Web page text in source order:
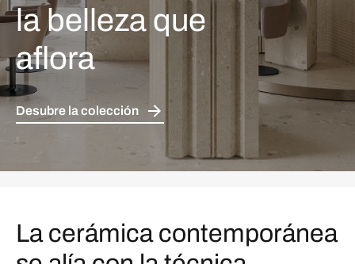
la belleza que
aflora
Desubre la colección
La cerámica contemporánea